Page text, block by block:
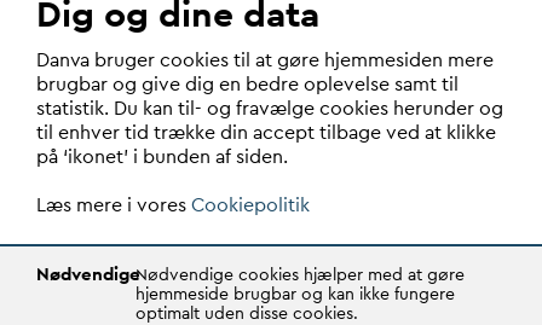
Holdet er sat, ogDANVA ser frem til samarbejdet med
den nye regering – særligt de fire nye ministre…
Dig og dine data
Danva bruger cookies til at gøre hjemmesiden mere
brugbar og give dig en bedre oplevelse samt til
statistik. Du kan til- og fravælge cookies herunder og
til enhver tid trække din accept tilbage ved at klikke
på ‘ikonet’ i bunden af siden.
Læs mere i voresCookiepolitik
NødvendigeNødvendige cookies hjælper med at gøre
hjemmeside brugbar og kan ikke fungere
optimalt uden disse cookies.